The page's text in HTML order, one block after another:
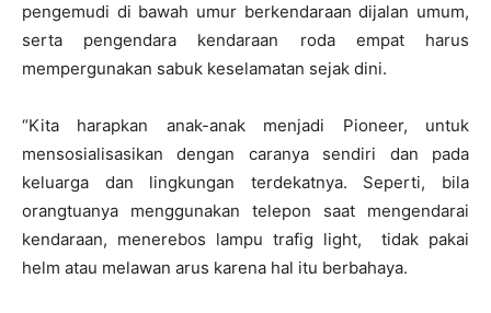
pengemudi di bawah umur berkendaraan dijalan umum,
serta pengendara kendaraan roda empat harus
mempergunakan sabuk keselamatan sejak dini.
“Kita harapkan anak-anak menjadi Pioneer, untuk
mensosialisasikan dengan caranya sendiri dan pada
keluarga dan lingkungan terdekatnya. Seperti, bila
orangtuanya menggunakan telepon saat mengendarai
kendaraan, menerebos lampu trafig light, tidak pakai
helm atau melawan arus karena hal itu berbahaya.